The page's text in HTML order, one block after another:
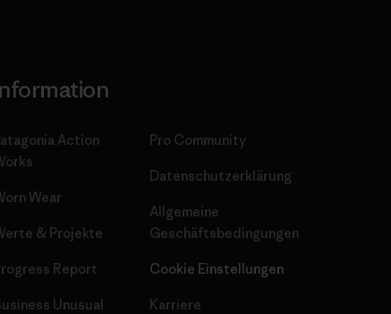
Action
Wear
& Projekte
Report
Unusual
Pro Community
Datenschutzerklärung
Allgemeine
Geschäftsbedingungen
Cookie Einstellungen
Karriere